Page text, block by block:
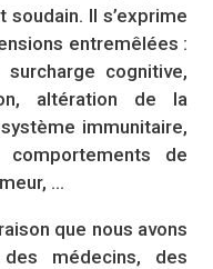
Il s’exprime
entremêlées :
cognitive,
altération de la
immunitaire,
comportements de
…
que nous avons
médecins, des